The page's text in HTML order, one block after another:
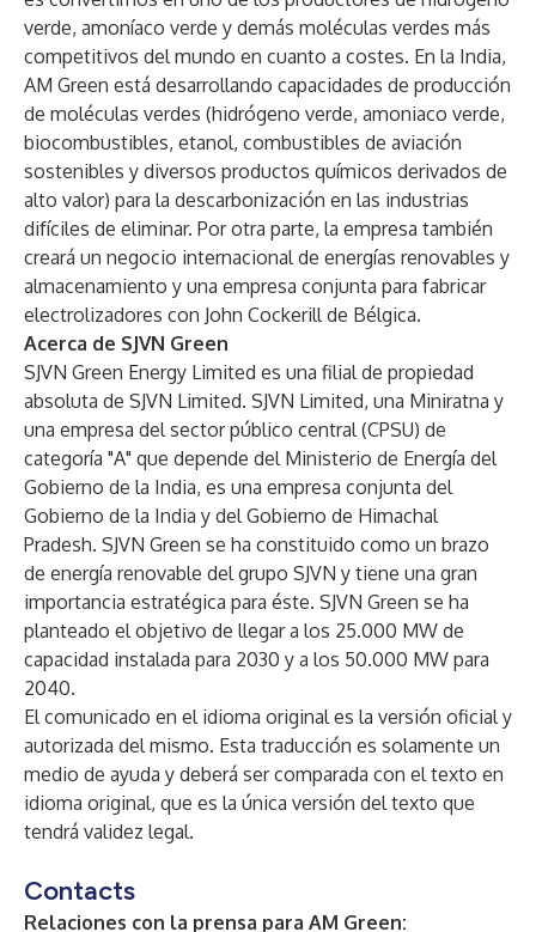
verde, amoníaco verde y demás moléculas verdes más
competitivos del mundo en cuanto a costes. En la India,
AM Green está desarrollando capacidades de producción
de moléculas verdes (hidrógeno verde, amoniaco verde,
biocombustibles, etanol, combustibles de aviación
sostenibles y diversos productos químicos derivados de
alto valor) para la descarbonización en las industrias
difíciles de eliminar. Por otra parte, la empresa también
creará un negocio internacional de energías renovables y
almacenamiento y una empresa conjunta para fabricar
electrolizadores con John Cockerill de Bélgica.
Acerca de SJVN Green
SJVN Green Energy Limited es una filial de propiedad
absoluta de SJVN Limited. SJVN Limited, una Miniratna y
una empresa del sector público central (CPSU) de
categoría "A" que depende del Ministerio de Energía del
Gobierno de la India, es una empresa conjunta del
Gobierno de la India y del Gobierno de Himachal
Pradesh. SJVN Green se ha constituido como un brazo
de energía renovable del grupo SJVN y tiene una gran
importancia estratégica para éste. SJVN Green se ha
planteado el objetivo de llegar a los 25.000 MW de
capacidad instalada para 2030 y a los 50.000 MW para
2040.
El comunicado en el idioma original es la versión oficial y
autorizada del mismo. Esta traducción es solamente un
medio de ayuda y deberá ser comparada con el texto en
idioma original, que es la única versión del texto que
tendrá validez legal.
Contacts
Relaciones con la prensa para AM Green: